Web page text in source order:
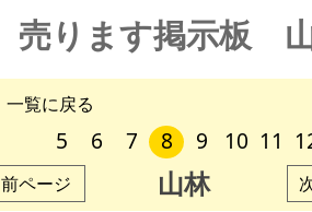
売ります掲示板
一覧に戻る
5 6 7 8 9 10 11
前ページ 山林